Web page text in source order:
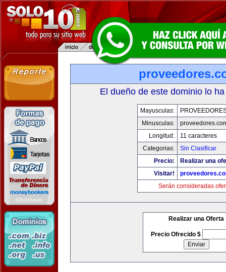
El dueño de este dominio lo
Mayusculas:
Minusculas:
Longitud:
11 caracteres
Categorias:
Sin Clasificar
Precio:
Realizar una
Visitar!
Serán consideradas
Realizar una Oferta
Precio Ofrecido $